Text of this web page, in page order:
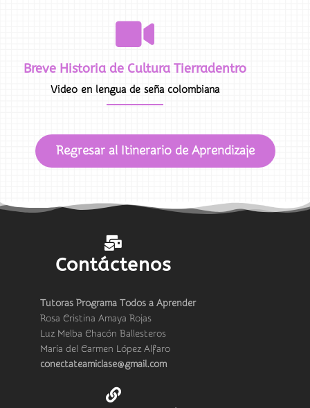
Breve Historia de Cultura Tierradentro
Video en lengua de seña colombiana
Regresar al Itinerario de Aprendizaje
Contáctenos
Tutoras Programa Todos a Aprender
Rosa Cristina Amaya Rojas
Luz Melba Chacón Ballesteros
María del Carmen López Alfaro
conectateamiclase@gmail.com